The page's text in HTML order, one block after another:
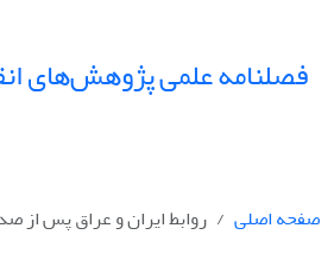
فصلنامه علمی پژوهش‌های
صفحه اصلی روابط ایران و عراق پس از